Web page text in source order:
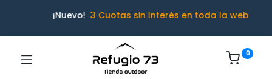
¡Nuevo! 3 Cuotas sin Interés en toda la web
0